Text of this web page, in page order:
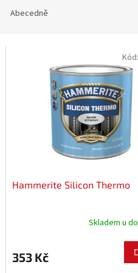
Abecedně
Hammerite Silicon Thermo
Skladem u
353 Kč
Kód: